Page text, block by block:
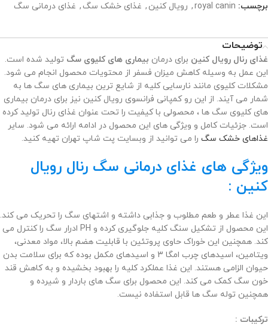
برچسب: royal canin
, رویال کنین , غذای خشک سگ , غذای درمانی سگ
توضیحات
غذای رنال رویال کنین برای درمان بیماری های کلیوی سگ تولید شده است.
این عمل به وسیله کاهش میزان فسفر از محتویات محصول انجام می شود.
مشکلات کلیوی مانند نارسایی کلیه از شایع ترین بیماری های سگ ها به
شمار می آیند. از این رو کمپانی فرانسوی رویال کنین نیز برای درمان بیماری
های کلیوی سگ ها ، محصولی با کیفیت را تحت عنوان غذای رنال تولید کرده
است. جزئیات کامل و ویژگی های این محصول در ادامه ارائه می شود. سایر
غذاهای خشک سگ را می توانید از وبسایت پت شاپ تهران تهیه کنید.
ویژگی های غذای درمانی سگ رنال رویال
کنین :
این غذا عطر و طعم مطلوب و جذابی داشته و اشتهای سگ را تحریک می کند.
این محصول از تشکیل سنگ کلیه جلوگیری کرده و PH ادرار سگ را کنترل می
کند. همچنین این خوراک حاوی پروتئین با قابلیت هضم بالا، مواد معدنی،
ویتامین، اسیدهای چرب امگا 3 و اسیدهای مکمل بوده که برای سلامت بدن
حیوان الزامی هستند. این غذا عملکرد کلیه را بهبود بخشیده و به کاهش قند
خون سگ کمک می کند. این محصول برای سگ های باردار و شیرده و
همچنین توله سگ ها قابل استفاده نیست.
ترکیبات :